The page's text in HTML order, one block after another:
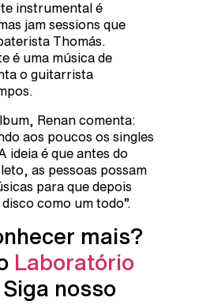
instrumental é
jam sessions que
Thomás.
é uma música de
o guitarrista
Renan comenta:
aos poucos os singles
ideia é que antes do
as pessoas possam
para que depois
como um todo”.
mais?
Laboratório
Siga nosso